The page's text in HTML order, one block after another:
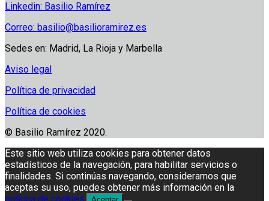
Linkedin: Basilio Ramírez
Correo: basilio@basilioramirez.es
Sedes en: Madrid, La Rioja y Marbella
Aviso legal
Política de privacidad
Política de cookies
© Basilio Ramírez 2020.
Este sitio web utiliza cookies para obtener datos
estadísticos de la navegación, para habilitar servicios o
finalidades. Si continúas navegando, consideramos que
aceptas su uso, puedes obtener más información en la